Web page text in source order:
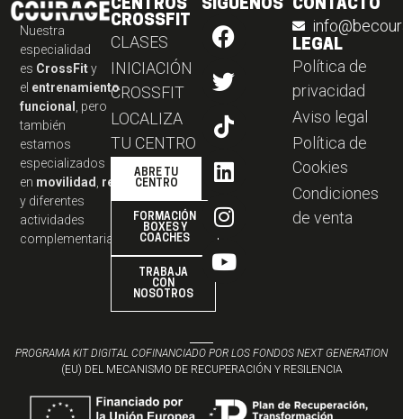
Nuestra
especialidad
es CrossFity
el entrenamiento
funcional , pero
también
estamos
especializados
en movilidad, resistencia,
y diferentes
actividades
complementarias.
CENTROS
CROSSFIT
CLASES
INICIACIÓN
CROSSFIT
LOCALIZA
TU CENTRO
ABRE TU
CENTRO
FORMACIÓN
BOXES Y
COACHES
TRABAJA
CON
NOSOTROS
SIGUENOS CONTACTO
LEGAL
Política de
privacidad
Aviso legal
Política de
Cookies
Condiciones
de venta
PROGRAMA KIT DIGITAL COFINANCIADO POR LOS FONDOS NEXT GENERATION
(EU) DEL MECANISMO DE RECUPERACIÓN Y RESILENCIA